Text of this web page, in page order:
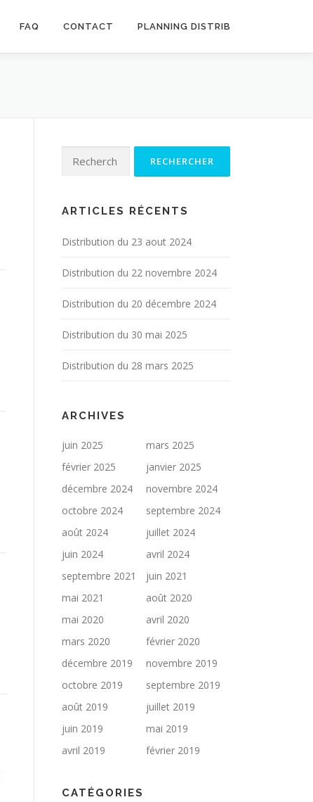
FAQ CONTACT PLANNING DISTRIB
ARTICLES RÉCENTS
Distribution du 23 aout 2024
Distribution du 22 novembre 2024
Distribution du 20 décembre 2024
Distribution du 30 mai 2025
Distribution du 28 mars 2025
ARCHIVES
juin 2025
mars 2025
février 2025
janvier 2025
décembre 2024
novembre 2024
octobre 2024
septembre 2024
août 2024
juillet 2024
juin 2024
avril 2024
septembre 2021
juin 2021
mai 2021
août 2020
mai 2020
avril 2020
mars 2020
février 2020
décembre 2019
novembre 2019
octobre 2019
septembre 2019
août 2019
juillet 2019
juin 2019
mai 2019
avril 2019
février 2019
CATÉGORIES